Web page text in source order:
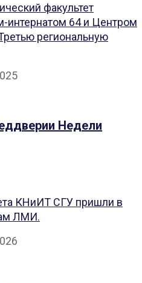
факультет
интернатом 64 и Центром
региональную
Недели
КНиИТ СГУ пришли в
ЛМИ.